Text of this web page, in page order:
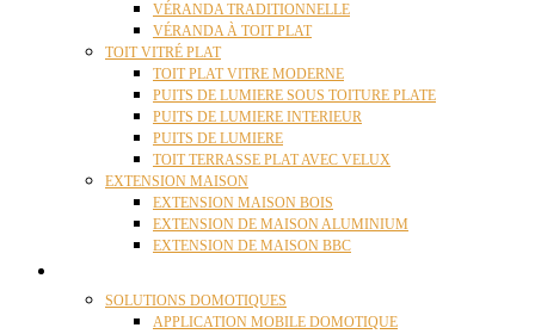
VÉRANDA TRADITIONNELLE
VÉRANDA À TOIT PLAT
TOIT VITRÉ PLAT
TOIT PLAT VITRE MODERNE
PUITS DE LUMIERE SOUS TOITURE PLATE
PUITS DE LUMIERE INTERIEUR
PUITS DE LUMIERE
TOIT TERRASSE PLAT AVEC VELUX
EXTENSION MAISON
EXTENSION MAISON BOIS
EXTENSION DE MAISON ALUMINIUM
EXTENSION DE MAISON BBC
SOLUTIONS DOMOTIQUES
APPLICATION MOBILE DOMOTIQUE